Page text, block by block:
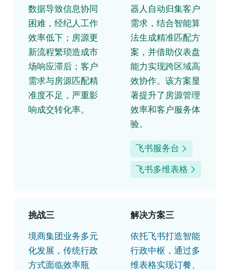
数据导致信息协同
困难，经纪人工作
效率低下；房源更
新流程繁琐造成市
场响应滞后；客户
需求与房源匹配精
准度不足，严重影
响成交转化率。
器人自动归集客户
需求，结合智能算
法生成精准匹配方
案，并借助仪表盘
能力实现跨区域高
效协作。该方案显
著提升了房源管理
效率和客户服务体
验。
飞书服务台
飞书多维表格
挑战三
境商集团业务多元
化发展，传统行政
方式面临效率瓶
解决方案三
依托飞书打造智能
行政中枢，通过多
维表格实现订餐、